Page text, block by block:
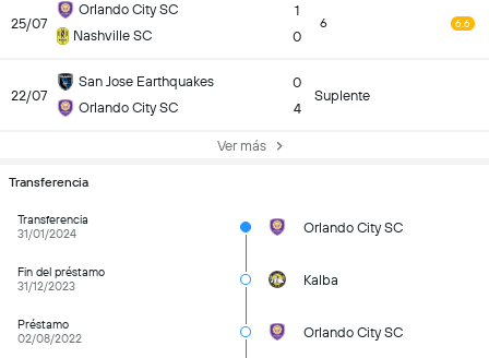
25/07
Orlando City SC
Nashville SC
1
0
6 6.6
22/07
San Jose Earthquakes
Orlando City SC
0
4
Suplente
Ver más
Transferencia
Transferencia
31/01/2024
Orlando City SC
Fin del préstamo
31/12/2023
Kalba
Préstamo
02/08/2022
Orlando City SC